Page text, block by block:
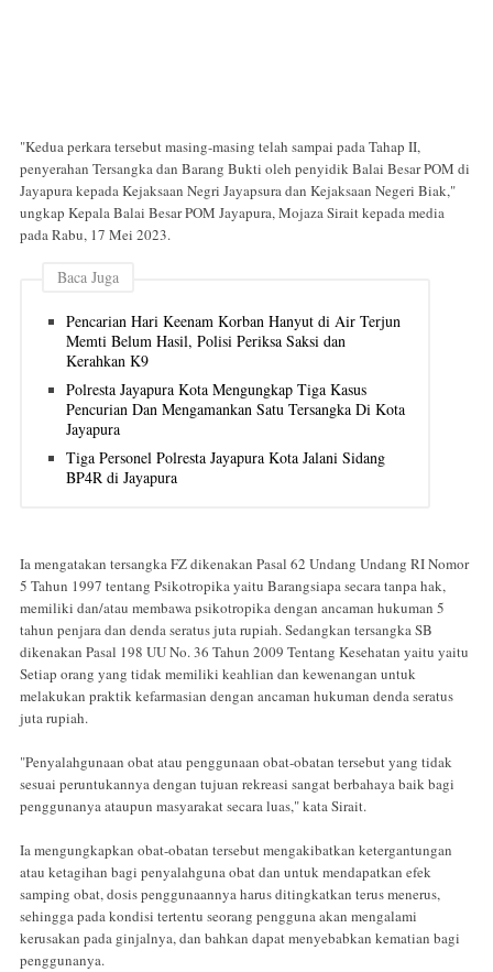
"Kedua perkara tersebut masing-masing telah sampai pada Tahap II,
penyerahan Tersangka dan Barang Bukti oleh penyidik Balai Besar POM di
Jayapura kepada Kejaksaan Negri Jayapsura dan Kejaksaan Negeri Biak,"
ungkap Kepala Balai Besar POM Jayapura, Mojaza Sirait kepada media
pada Rabu, 17 Mei 2023.
Baca Juga
Pencarian Hari Keenam Korban Hanyut di Air Terjun
Memti Belum Hasil, Polisi Periksa Saksi dan
Kerahkan K9
Polresta Jayapura Kota Mengungkap Tiga Kasus
Pencurian Dan Mengamankan Satu Tersangka Di Kota
Jayapura
Tiga Personel Polresta Jayapura Kota Jalani Sidang
BP4R di Jayapura
Ia mengatakan tersangka FZ dikenakan Pasal 62 Undang Undang RI Nomor
5 Tahun 1997 tentang Psikotropika yaitu Barangsiapa secara tanpa hak,
memiliki dan/atau membawa psikotropika dengan ancaman hukuman 5
tahun penjara dan denda seratus juta rupiah. Sedangkan tersangka SB
dikenakan Pasal 198 UU No. 36 Tahun 2009 Tentang Kesehatan yaitu yaitu
Setiap orang yang tidak memiliki keahlian dan kewenangan untuk
melakukan praktik kefarmasian dengan ancaman hukuman denda seratus
juta rupiah.
"Penyalahgunaan obat atau penggunaan obat-obatan tersebut yang tidak
sesuai peruntukannya dengan tujuan rekreasi sangat berbahaya baik bagi
penggunanya ataupun masyarakat secara luas," kata Sirait.
Ia mengungkapkan obat-obatan tersebut mengakibatkan ketergantungan
atau ketagihan bagi penyalahguna obat dan untuk mendapatkan efek
samping obat, dosis penggunaannya harus ditingkatkan terus menerus,
sehingga pada kondisi tertentu seorang pengguna akan mengalami
kerusakan pada ginjalnya, dan bahkan dapat menyebabkan kematian bagi
penggunanya.